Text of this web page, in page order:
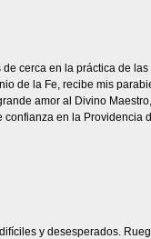
cerca en la práctica de
de la Fe, recibe mis
amor al Divino
en la Providencia
y desesperados.